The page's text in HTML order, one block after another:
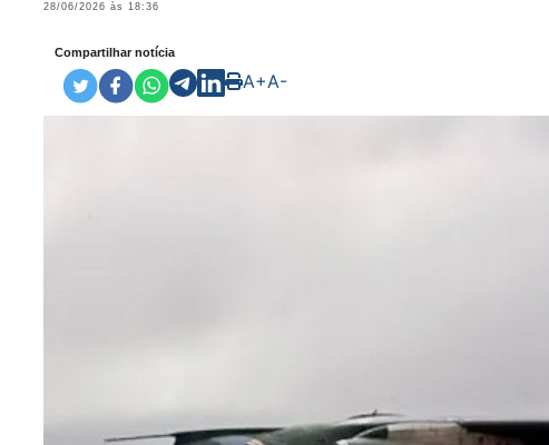
28/06/2026 às 18:36
Compartilhar notícia
A+A-